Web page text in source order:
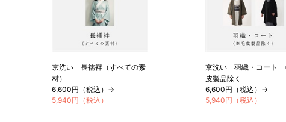
京洗い 長襦袢（すべての素
材）
6,600円（税込）→
5,940円（税込）
京洗い 羽織・コート
皮製品除く
6,600円（税込）→
5,940円（税込）